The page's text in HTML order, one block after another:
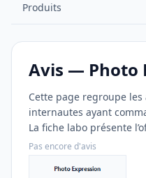
Produits
Avis — Photo
Cette page regroupe les
internautes ayant
La fiche labo présente
Pas encore d'avis